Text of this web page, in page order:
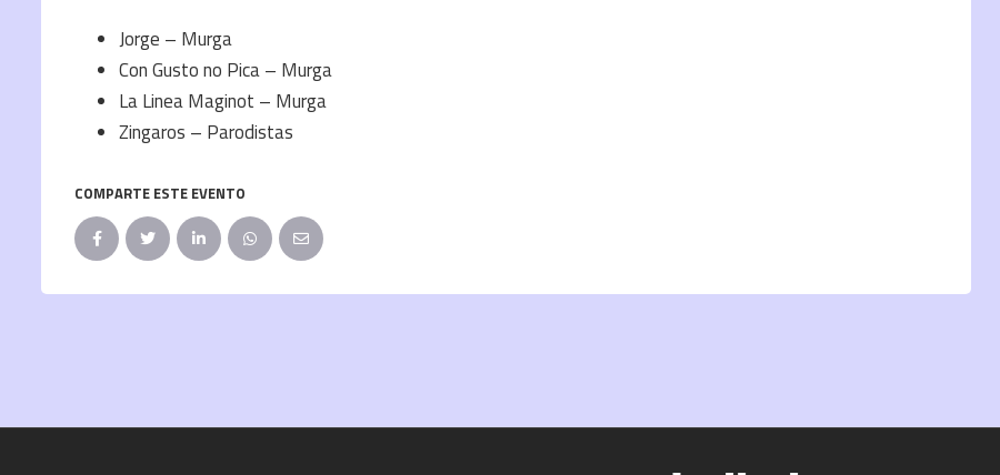
Jorge – Murga
Con Gusto no Pica – Murga
La Linea Maginot – Murga
Zingaros – Parodistas
COMPARTE ESTE EVENTO